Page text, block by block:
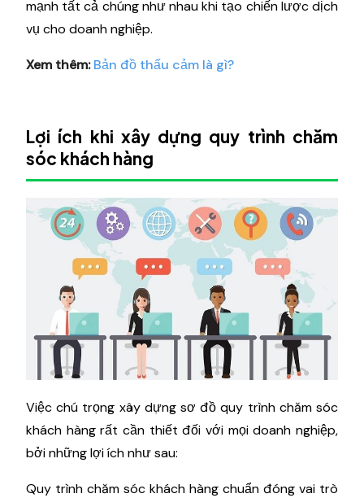
mạnh tất cả chúng như nhau khi tạo chiến lược dịch
vụ cho doanh nghiệp.
Xem thêm: Bản đồ thấu cảm là gì?
Lợi ích khi xây dựng quy trình chăm
sóc khách hàng
Việc chú trọng xây dựng sơ đồ quy trình chăm sóc
khách hàng rất cần thiết đối với mọi doanh nghiệp,
bởi những lợi ích như sau:
Quy trình chăm sóc khách hàng chuẩn đóng vai trò